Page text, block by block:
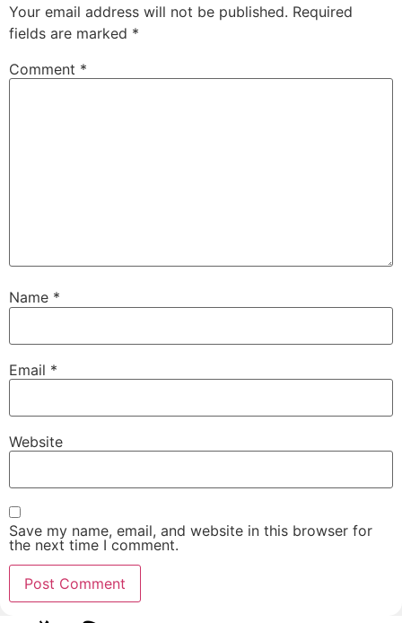
Your email address will not be published. Required
fields are marked *
Comment *
Name *
Email *
Website
Save my name, email, and website in this browser for
the next time I comment.